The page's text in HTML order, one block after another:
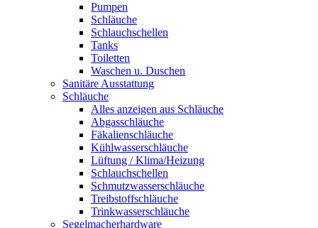
Pumpen
Schläuche
Schlauchschellen
Tanks
Toiletten
Waschen u. Duschen
Sanitäre Ausstattung
Schläuche
Alles anzeigen aus Schläuche
Abgasschläuche
Fäkalienschläuche
Kühlwasserschläuche
Lüftung / Klima/Heizung
Schlauchschellen
Schmutzwasserschläuche
Treibstoffschläuche
Trinkwasserschläuche
Segelmacherhardware